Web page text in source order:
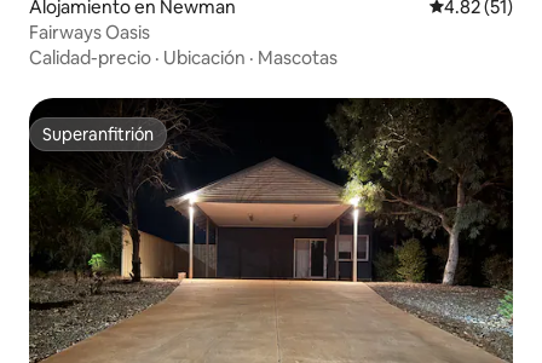
Alojamiento en Newman Calificación
4.82 (51)
Fairways Oasis
Calidad-precio · Ubicación · Mascotas
Superanfitrión
Superanfitrión